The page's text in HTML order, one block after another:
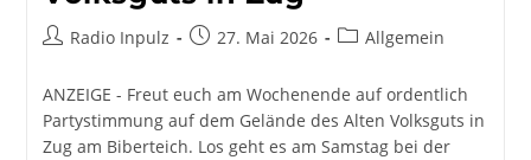
Beitrags-
Radio Inpulz
Beitrag27. Mai 2026
Beitrags-
Allgemein
ANZEIGE - Freut euch am Wochenende auf ordentlich
Partystimmung auf dem Gelände des Alten Volksguts in
Zug am Biberteich. Los geht es am Samstag bei der